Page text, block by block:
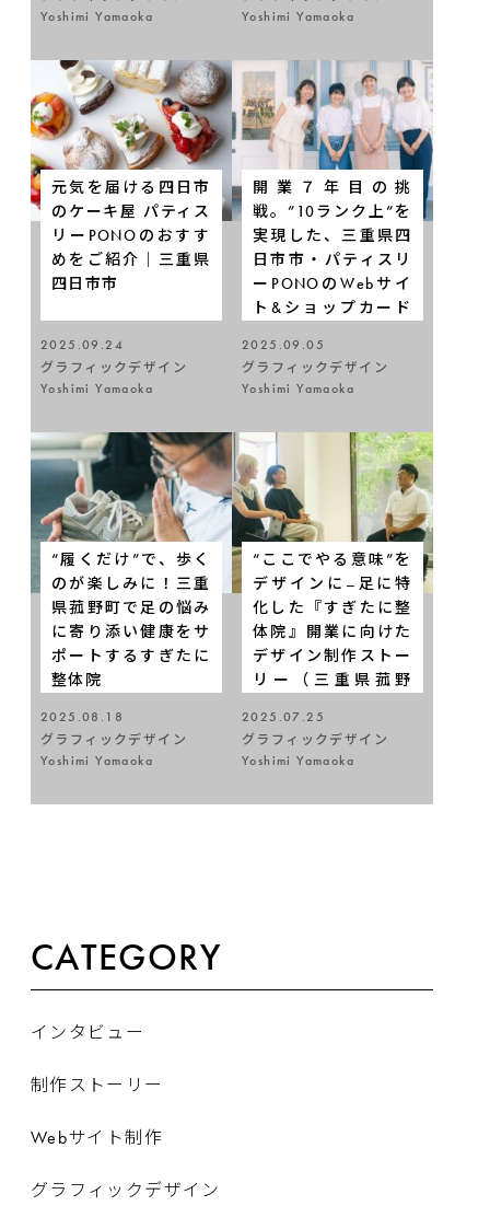
Yoshimi Yamaoka
Yoshimi Yamaoka
元気を届ける四日市
のケーキ屋 パティス
リーPONOのおすす
めをご紹介｜三重県
四日市市
2025.09.24
グラフィックデザイン
Yoshimi Yamaoka
開業７年目の挑
戦。”10ランク上”を
実現した、三重県四
日市市・パティスリ
ーPONOのWebサイ
ト&ショップカード
2025.09.05
グラフィックデザイン
Yoshimi Yamaoka
“履くだけ”で、歩く
のが楽しみに！三重
県菰野町で足の悩み
に寄り添い健康をサ
ポートするすぎたに
整体院
2025.08.18
グラフィックデザイン
Yoshimi Yamaoka
“ここでやる意味”を
デザインに–足に特
化した『すぎたに整
体院』開業に向けた
デザイン制作ストー
リー（三重県菰野
2025.07.25
グラフィックデザイン
Yoshimi Yamaoka
CATEGORY
インタビュー
制作ストーリー
Webサイト制作
グラフィックデザイン